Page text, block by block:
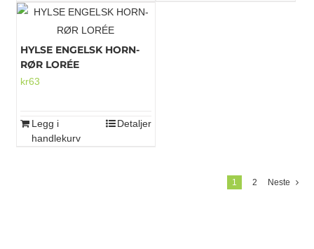
HYLSE ENGELSK HORN-
RØR LORÉE
kr63
Legg i
handlekurv
Detaljer
1 2 Neste